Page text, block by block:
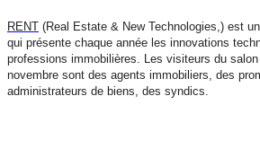
RENT (Real Estate & New Technologies,) est
qui présente chaque année les innovations
professions immobilières. Les visiteurs du
novembre sont des agents immobiliers, des
administrateurs de biens, des syndics.